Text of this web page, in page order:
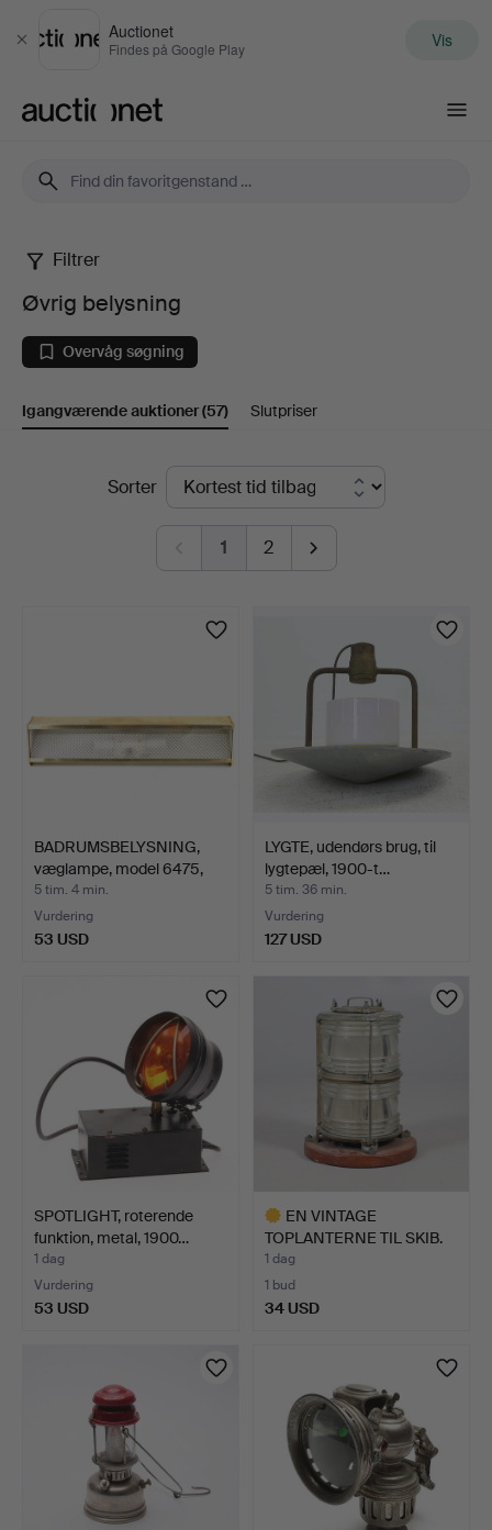
Luk
Auctionet
Findes på Google Play Vis
Øvrig
belysning
Filtrer
Øvrig belysning
Overvåg søgning
Igangværende auktioner(57) Slutpriser
Igangværende
Sorter
1 2
BADRUMSBELYSNING,
væglampe, model 6475,
fo…
5 tim. 4 min.
Vurdering
53 USD
LYGTE, udendørs brug, til
lygtepæl, 1900-t…
5 tim. 36 min.
Vurdering
127 USD
SPOTLIGHT, roterende
funktion, metal, 1900…
1 dag
Vurdering
53 USD
EN VINTAGE
TOPLANTERNE TIL SKIB.
1 dag
1 bud
34 USD